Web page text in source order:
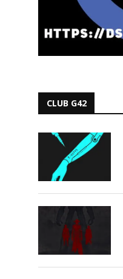
CLUB G42